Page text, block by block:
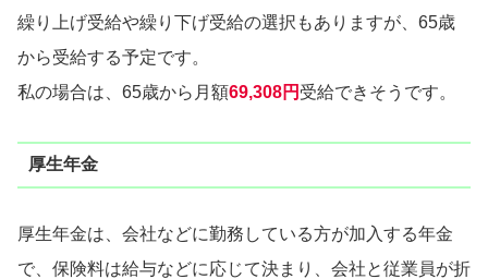
繰り上げ受給や繰り下げ受給の選択もありますが、65歳
から受給する予定です。
私の場合は、65歳から月額69,308円 受給できそうです。
厚生年金
厚生年金は、会社などに勤務している方が加入する年金
で、保険料は給与などに応じて決まり、会社と従業員が折